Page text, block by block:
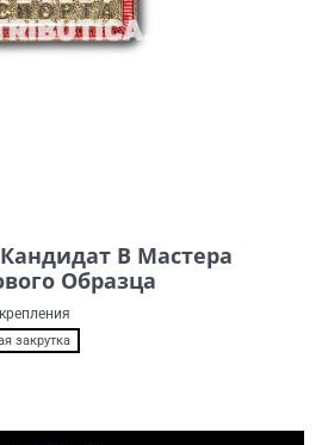
В Мастера
Образца
закрутка